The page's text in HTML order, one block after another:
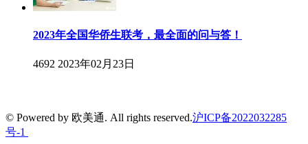
2023年全国华侨生联考，最全面的问与答！
4692 2023年02月23日
© Powered by 欧美通. All rights reserved.沪ICP备2022032285
号-1